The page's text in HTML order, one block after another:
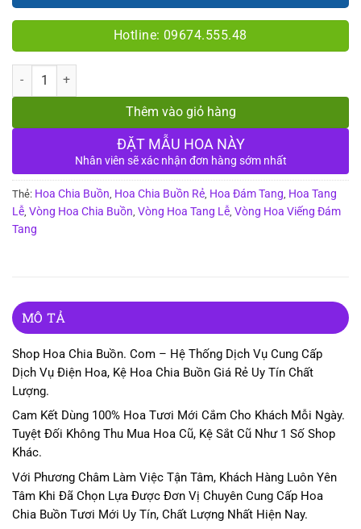
Hotline: 09674.555.48
Số lượng
Thêm vào giỏ hàng
ĐẶT MẪU HOA NÀY
Nhân viên sẽ xác nhận đơn hàng sớm nhất
Thẻ: Hoa Chia Buồn Hoa Chia Buồn Rẻ Hoa Đám Tang Hoa Tang
Lễ Vòng Hoa Chia Buồn Vòng Hoa Tang Lễ Vòng Hoa Viếng Đám
Tang
MÔ TẢ
Shop Hoa Chia Buồn. Com – Hệ Thống Dịch Vụ Cung Cấp
Dịch Vụ Điện Hoa, Kệ Hoa Chia Buồn Giá Rẻ Uy Tín Chất
Lượng.
Cam Kết Dùng 100% Hoa Tươi Mới Cắm Cho Khách Mỗi Ngày.
Tuyệt Đối Không Thu Mua Hoa Cũ, Kệ Sắt Cũ Như 1 Số Shop
Khác.
Với Phương Châm Làm Việc Tận Tâm, Khách Hàng Luôn Yên
Tâm Khi Đã Chọn Lựa Được Đơn Vị Chuyên Cung Cấp Hoa
Chia Buồn Tươi Mới Uy Tín, Chất Lượng Nhất Hiện Nay.